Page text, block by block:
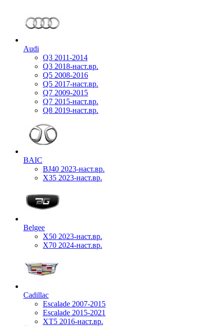
Audi
Q3 2011-2014
Q3 2018-наст.вр.
Q5 2008-2016
Q5 2017-наст.вр.
Q7 2009-2015
Q7 2015-наст.вр.
Q8 2019-наст.вр.
BAIC
BJ40 2023-наст.вр.
X35 2023-наст.вр.
Belgee
X50 2023-наст.вр.
X70 2024-наст.вр.
Cadillac
Escalade 2007-2015
Escalade 2015-2021
XT5 2016-наст.вр.